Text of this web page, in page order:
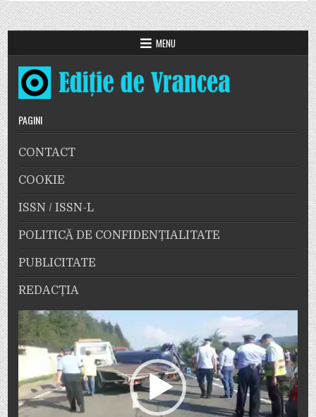
MENU
PAGINI
CONTACT
COOKIE
ISSN / ISSN-L
POLITICĂ DE CONFIDENȚIALITATE
PUBLICITATE
REDACȚIA
Player
video